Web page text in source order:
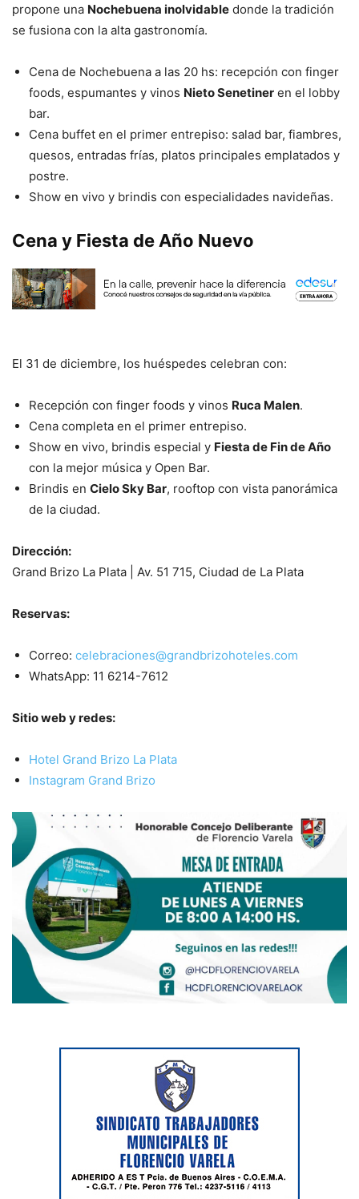
propone una Nochebuena inolvidable donde la tradición
se fusiona con la alta gastronomía.
Cena de Nochebuena a las 20 hs: recepción con finger
foods, espumantes y vinos Nieto Senetiner en el lobby
bar.
Cena buffet en el primer entrepiso: salad bar, fiambres,
quesos, entradas frías, platos principales emplatados y
postre.
Show en vivo y brindis con especialidades navideñas.
Cena y Fiesta de Año Nuevo
El 31 de diciembre, los huéspedes celebran con:
Recepción con finger foods y vinos Ruca Malen.
Cena completa en el primer entrepiso.
Show en vivo, brindis especial y Fiesta de Fin de Año
con la mejor música y Open Bar.
Brindis en Cielo Sky Bar, rooftop con vista panorámica
de la ciudad.
Dirección:
Grand Brizo La Plata | Av. 51 715, Ciudad de La Plata
Reservas:
Correo: celebraciones@grandbrizohoteles.com
WhatsApp: 11 6214-7612
Sitio web y redes:
Hotel Grand Brizo La Plata
Instagram Grand Brizo